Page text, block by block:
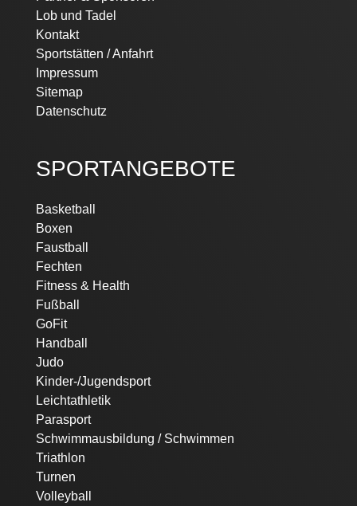
Lob und Tadel
Kontakt
Sportstätten / Anfahrt
Impressum
Sitemap
Datenschutz
SPORTANGEBOTE
Navigation
überspringen
Basketball
Boxen
Faustball
Fechten
Fitness & Health
Fußball
GoFit
Handball
Judo
Kinder-/Jugendsport
Leichtathletik
Parasport
Schwimmausbildung / Schwimmen
Triathlon
Turnen
Volleyball